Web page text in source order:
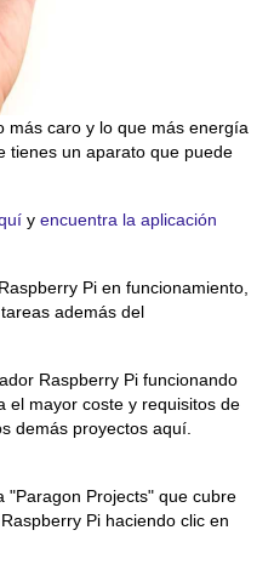
más caro y lo que más energía
tienes un aparato que puede
y encuentra la aplicación
Pi en funcionamiento,
además del
Raspberry Pi funcionando
el mayor coste y requisitos de
demás proyectos aquí.
"Paragon Projects" que cubre
Pi haciendo clic en